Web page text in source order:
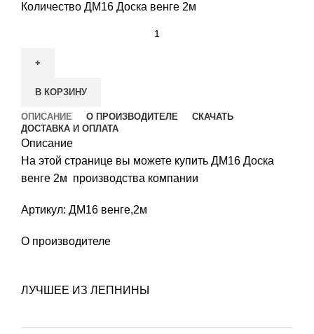
Количество ДМ16 Доска венге 2м
В КОРЗИНУ
ОПИСАНИЕ О ПРОИЗВОДИТЕЛЕ
СКАЧАТЬ
ДОСТАВКА И ОПЛАТА
Описание
На этой странице вы можете купить ДМ16 Доска
венге 2м производства компании
Артикул: ДМ16 венге,2м
О производителе
ЛУЧШЕЕ ИЗ ЛЕПНИНЫ